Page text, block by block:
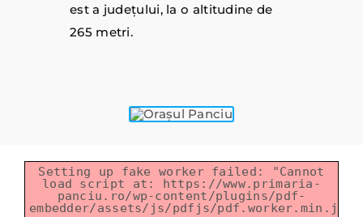
est a judeţului, la o altitudine de
265 metri.
Setting up fake worker failed: "Cannot
load script at: https://www.primaria-
panciu.ro/wp-content/plugins/pdf-
embedder/assets/js/pdfjs/pdf.worker.min.js".